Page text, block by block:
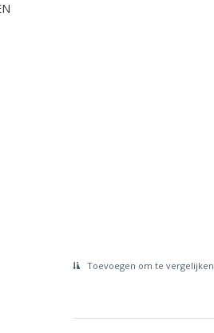
Toevoegen om te vergelijken